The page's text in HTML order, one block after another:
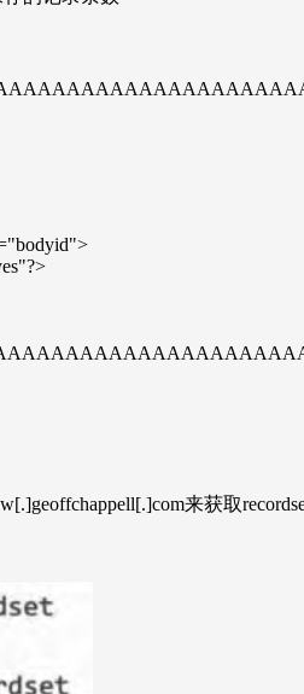
来获取